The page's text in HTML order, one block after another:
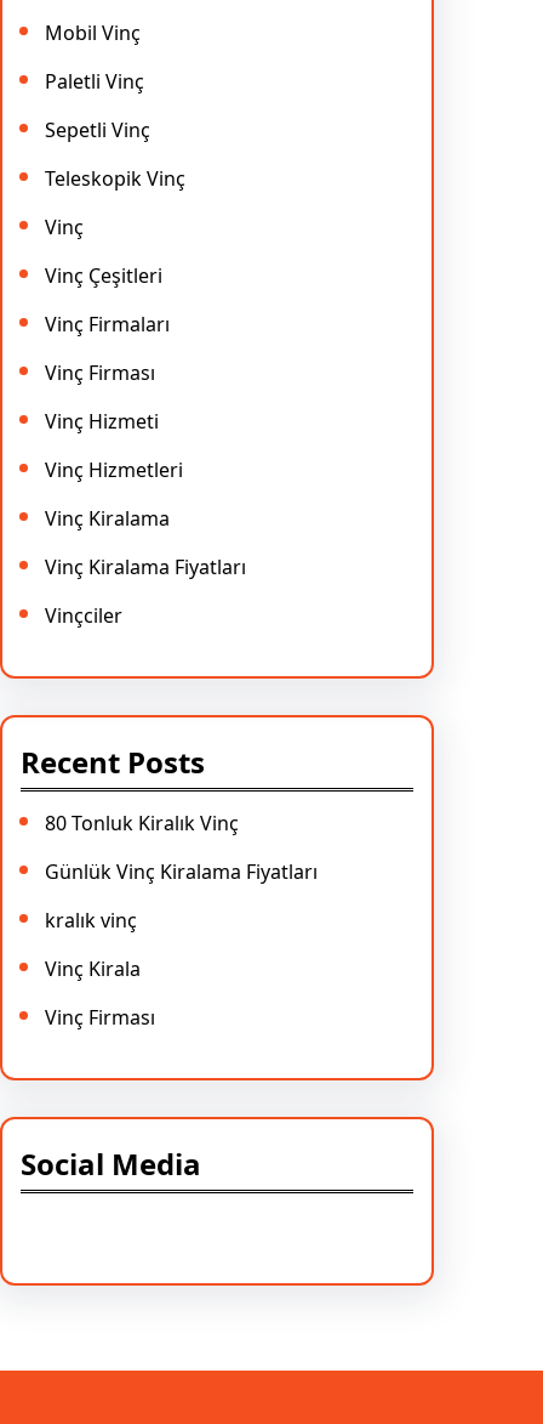
Mobil Vinç
Paletli Vinç
Sepetli Vinç
Teleskopik Vinç
Vinç
Vinç Çeşitleri
Vinç Firmaları
Vinç Firması
Vinç Hizmeti
Vinç Hizmetleri
Vinç Kiralama
Vinç Kiralama Fiyatları
Vinçciler
Recent Posts
80 Tonluk Kiralık Vinç
Günlük Vinç Kiralama Fiyatları
kralık vinç
Vinç Kirala
Vinç Firması
Social Media